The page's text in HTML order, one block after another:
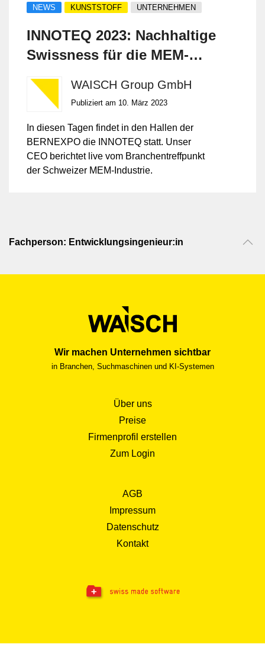
NEWS KUNSTSTOFF UNTERNEHMEN
INNOTEQ 2023: Nachhaltige
Swissness für die MEM-
Industrie
WAISCH Group GmbH
Publiziert am 10. März 2023
In diesen Tagen findet in den Hallen der
BERNEXPO die INNOTEQ statt. Unser
CEO berichtet live vom Branchentreffpunkt
der Schweizer MEM-Industrie.
Fachperson: Entwicklungsingenieur:in
Wir machen Unternehmen sichtbar
in Branchen, Suchmaschinen und KI-Systemen
Über uns
Preise
Firmenprofil erstellen
Zum Login
AGB
Impressum
Datenschutz
Kontakt